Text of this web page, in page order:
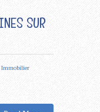
SUR
Immobilier